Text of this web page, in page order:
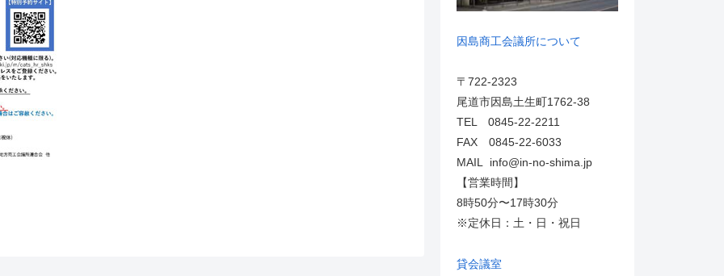
因島商工会議所について
〒722-2323
尾道市因島土生町1762-38
TEL 0845-22-2211
FAX 0845-22-6033
MAIL info@in-no-shima.jp
【営業時間】
8時50分〜17時30分
※定休日：土・日・祝日
貸会議室